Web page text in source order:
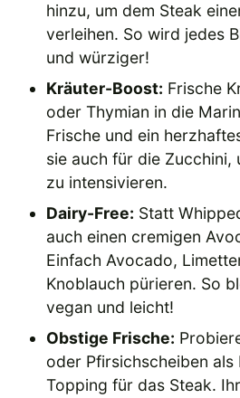
hinzu, um dem Steak
verleihen. So wird jedes
und würziger!
Kräuter-Boost: Frische
oder Thymian in die
Frische und ein
sie auch für die Zucchini,
zu intensivieren.
Dairy-Free: Statt
auch einen cremigen
Einfach Avocado,
Knoblauch pürieren. So
vegan und leicht!
Obstige Frische:
oder Pfirsichscheiben als
Topping für das Steak.